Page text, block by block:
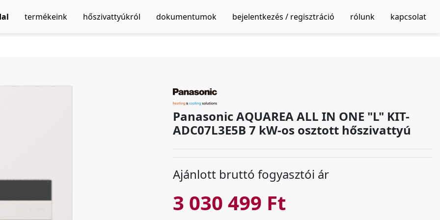
termékeink hőszivattyúkról dokumentumok bejelentkezés / regisztráció rólunk kapcsolat
Panasonic AQUAREA ALL IN ONE "L" KIT-
ADC07L3E5B 7 kW-os osztott hőszivattyú
Ajánlott bruttó fogyasztói ár
3 030 499 Ft